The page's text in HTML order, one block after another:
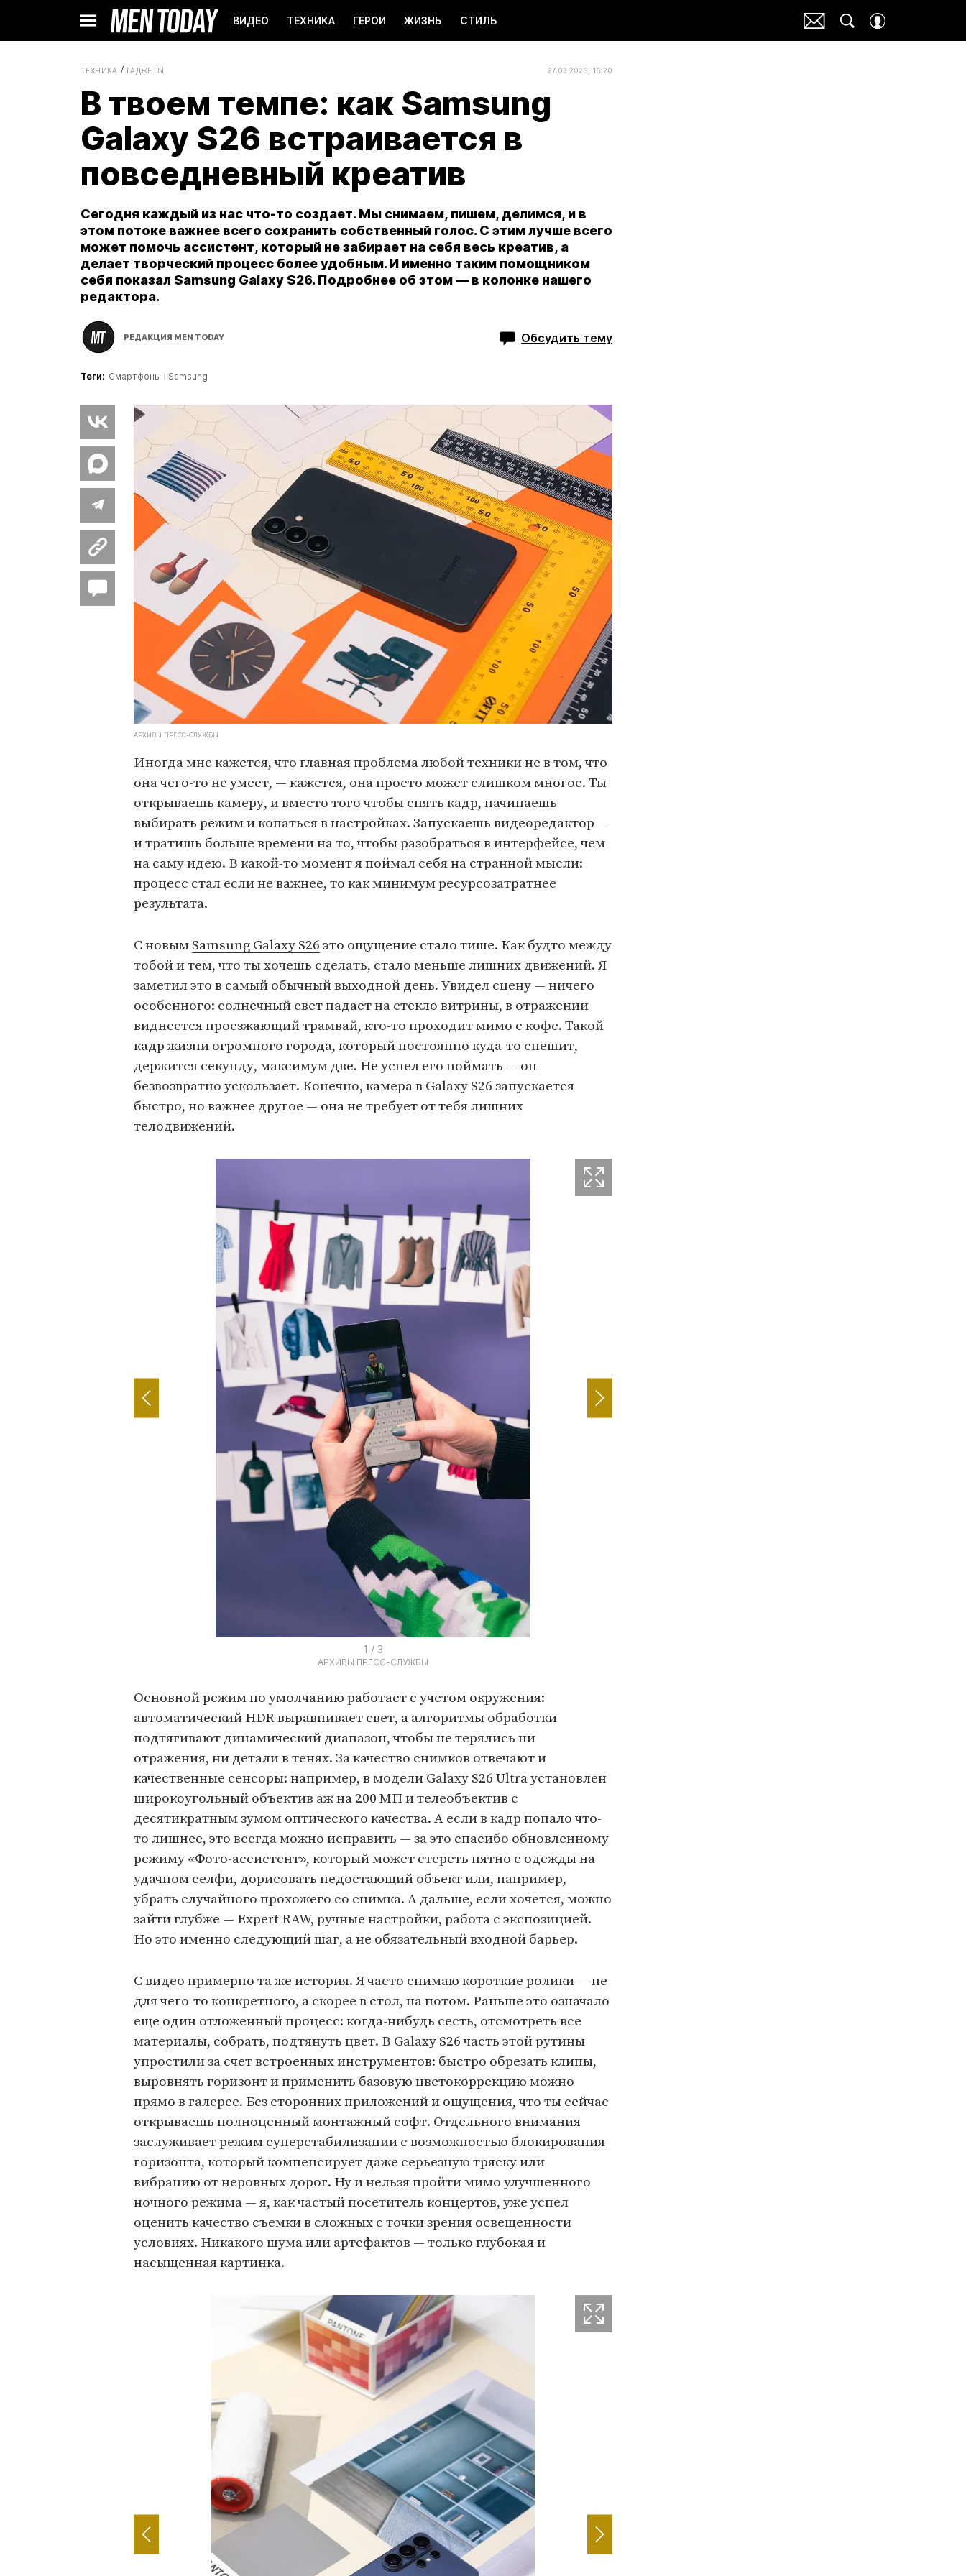
ВИДЕО ТЕХНИКА ГЕРОИ ЖИЗНЬ СТИЛЬ
ТЕХНИКА ГАДЖЕТЫ 27.03.2026, 16:20
В твоем темпе: как Samsung
Galaxy S26 встраивается в
повседневный креатив
Сегодня каждый из нас что-то создает. Мы снимаем, пишем, делимся, и в
этом потоке важнее всего сохранить собственный голос. С этим лучше всего
может помочь ассистент, который не забирает на себя весь креатив, а
делает творческий процесс более удобным. И именно таким помощником
себя показал Samsung Galaxy S26. Подробнее об этом — в колонке нашего
редактора.
РЕДАКЦИЯ MEN TODAY Обсудить тему
Теги: Смартфоны Samsung
АРХИВЫ ПРЕСС-СЛУЖБЫ
Иногда мне кажется, что главная проблема любой техники не в том, что
она чего-то не умеет, — кажется, она просто может слишком многое. Ты
открываешь камеру, и вместо того чтобы снять кадр, начинаешь
выбирать режим и копаться в настройках. Запускаешь видеоредактор —
и тратишь больше времени на то, чтобы разобраться в интерфейсе, чем
на саму идею. В какой-то момент я поймал себя на странной мысли:
процесс стал если не важнее, то как минимум ресурсозатратнее
результата.
С новым Samsung Galaxy S26 это ощущение стало тише. Как будто между
тобой и тем, что ты хочешь сделать, стало меньше лишних движений. Я
заметил это в самый обычный выходной день. Увидел сцену — ничего
особенного: солнечный свет падает на стекло витрины, в отражении
виднеется проезжающий трамвай, кто-то проходит мимо с кофе. Такой
кадр жизни огромного города, который постоянно куда-то спешит,
держится секунду, максимум две. Не успел его поймать — он
безвозвратно ускользает. Конечно, камера в Galaxy S26 запускается
быстро, но важнее другое — она не требует от тебя лишних
телодвижений.
m
1
o
f
3
1 / 3
АРХИВЫ ПРЕСС-СЛУЖБЫ
Основной режим по умолчанию работает с учетом окружения:
автоматический HDR выравнивает свет, а алгоритмы обработки
подтягивают динамический диапазон, чтобы не терялись ни
отражения, ни детали в тенях. За качество снимков отвечают и
качественные сенсоры: например, в модели Galaxy S26 Ultra установлен
широкоугольный объектив аж на 200 МП и телеобъектив с
десятикратным зумом оптического качества. А если в кадр попало что-
то лишнее, это всегда можно исправить — за это спасибо обновленному
режиму «Фото-ассистент», который может стереть пятно с одежды на
удачном селфи, дорисовать недостающий объект или, например,
убрать случайного прохожего со снимка. А дальше, если хочется, можно
зайти глубже — Expert RAW, ручные настройки, работа с экспозицией.
Но это именно следующий шаг, а не обязательный входной барьер.
С видео примерно та же история. Я часто снимаю короткие ролики — не
для чего-то конкретного, а скорее в стол, на потом. Раньше это означало
еще один отложенный процесс: когда-нибудь сесть, отсмотреть все
материалы, собрать, подтянуть цвет. В Galaxy S26 часть этой рутины
упростили за счет встроенных инструментов: быстро обрезать клипы,
выровнять горизонт и применить базовую цветокоррекцию можно
прямо в галерее. Без сторонних приложений и ощущения, что ты сейчас
открываешь полноценный монтажный софт. Отдельного внимания
заслуживает режим суперстабилизации с возможностью блокирования
горизонта, который компенсирует даже серьезную тряску или
вибрацию от неровных дорог. Ну и нельзя пройти мимо улучшенного
ночного режима — я, как частый посетитель концертов, уже успел
оценить качество съемки в сложных с точки зрения освещенности
условиях. Никакого шума или артефактов — только глубокая и
насыщенная картинка.